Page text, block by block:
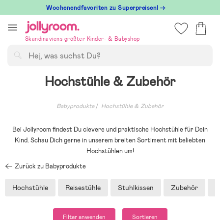
till
innehållet
Wochenendfavoriten zu Superpreisen! →
Skandinaviens größter Kinder- & Babyshop
Hochstühle & Zubehör
Babyprodukte Hochstühle & Zubehör
Bei Jollyroom findest Du clevere und praktische Hochstühle für Dein
Kind. Schau Dich gerne in unserem breiten Sortiment mit beliebten
Hochstühlen um!
Zurück zu Babyprodukte
Hochstühle Reisestühle Stuhlkissen Zubehör
Filter anwenden Sortieren